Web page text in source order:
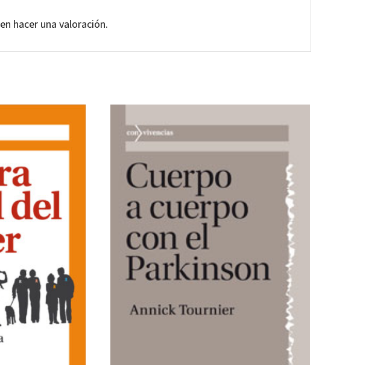
hacer una valoración.